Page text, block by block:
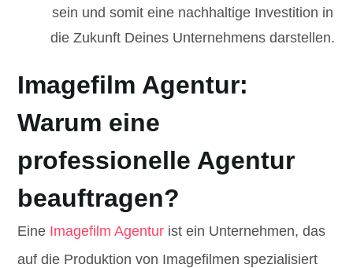
sein und somit eine nachhaltige Investition in
die Zukunft Deines Unternehmens darstellen.
Imagefilm Agentur:
Warum eine
professionelle Agentur
beauftragen?
Eine Imagefilm Agentur ist ein Unternehmen, das
auf die Produktion von Imagefilmen spezialisiert